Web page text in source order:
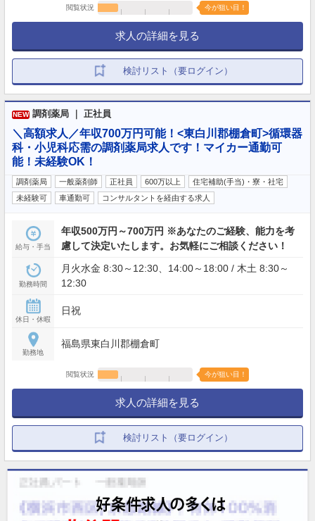
閲覧状況 今が狙い目！
求人の詳細を見る
検討リスト（要ログイン）
NEW 調剤薬局 ｜ 正社員
＼高額求人／年収700万円可能！<東白川郡棚倉町>循環器
科・小児科応需の調剤薬局求人です！マイカー通勤可
能！未経験OK！
調剤薬局 一般薬剤師 正社員 600万以上
住宅補助(手当)・寮・社宅
未経験可
車通勤可 コンサルタントを経由する求人
給与・手当
年収500万円～700万円 ※あなたのご経験、能力を考
慮して決定いたします。お気軽にご相談ください！
勤務時間
月火水金 8:30～12:30、14:00～18:00 / 木土 8:30～
12:30
休日・休暇
日祝
勤務地
福島県東白川郡棚倉町
閲覧状況 今が狙い目！
求人の詳細を見る
検討リスト（要ログイン）